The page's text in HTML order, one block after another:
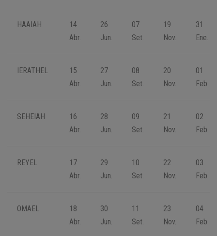
HAAIAH
14
Abr.
26
Jun.
07
Set.
19
Nov.
31
Ene.
IERATHEL
15
Abr.
27
Jun.
08
Set.
20
Nov.
01
Feb.
SEHEIAH
16
Abr.
28
Jun.
09
Set.
21
Nov.
02
Feb.
REYEL
17
Abr.
29
Jun.
10
Set.
22
Nov.
03
Feb.
OMAEL
18
Abr.
30
Jun.
11
Set.
23
Nov.
04
Feb.